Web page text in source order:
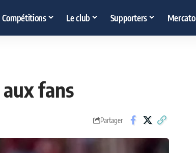
Compétitions Le club Supporters Mercato
fans
Partager